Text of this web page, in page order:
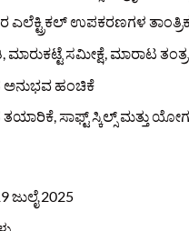
ಎಲೆಕ್ಟ್ರಿಕಲ್ ಉಪಕರಣಗಳ ತಾಂತ್ರಿಕ
ಸಮೀಕ್ಷೆ, ಮಾರಾಟ
ಹಂಚಿಕೆ
ಸಾಫ್ಟ್ ಸ್ಕಿಲ್ಸ್ ಮತ್ತು
ಜುಲೈ 2025